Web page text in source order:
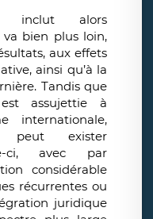
inclut alors
bien plus loin,
aux effets
ainsi qu’à la
Tandis que
assujettie à
internationale,
peut exister
ci, avec par
considérable
récurrentes ou
juridique